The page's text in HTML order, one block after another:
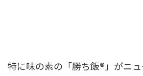
特に味の素の「勝ち飯®」がニ